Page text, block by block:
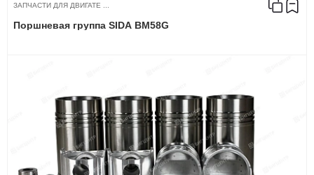
ЗАПЧАСТИ ДЛЯ ДВИГАТЕ ...
Поршневая группа SIDA BM58G